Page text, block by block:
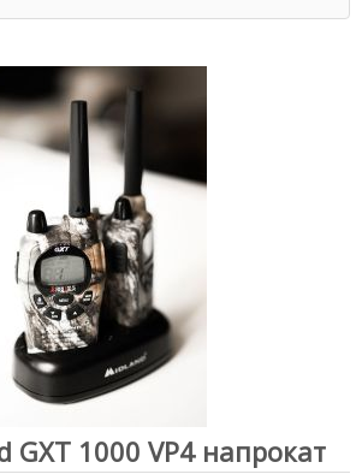
GXT 1000 VP4 напрокат